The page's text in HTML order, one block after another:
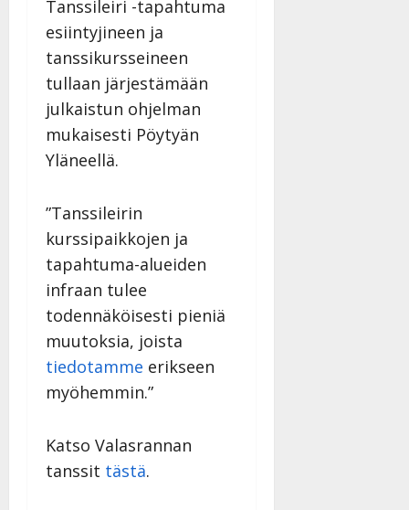
Tanssileiri -tapahtuma
esiintyjineen ja
tanssikursseineen
tullaan järjestämään
julkaistun ohjelman
mukaisesti Pöytyän
Yläneellä.
”Tanssileirin
kurssipaikkojen ja
tapahtuma-alueiden
infraan tulee
todennäköisesti pieniä
muutoksia, joista
tiedotamme erikseen
myöhemmin.”
Katso Valasrannan
tanssit tästä.